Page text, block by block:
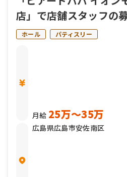
店」で店舗スタッフの
ホール パティスリー
月給 25万〜35万
広島県広島市安佐南区